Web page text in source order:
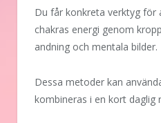
Du får konkreta verktyg för
chakras energi genom
andning och mentala bilder.
Dessa metoder kan
kombineras i en kort daglig